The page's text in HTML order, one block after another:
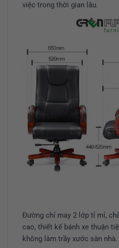
việc trong thời gian lâu.
Đường chỉ may 2 lớp tỉ mỉ,
cao, thiết kế bánh xe thuận
không làm trầy xước sàn nhà.